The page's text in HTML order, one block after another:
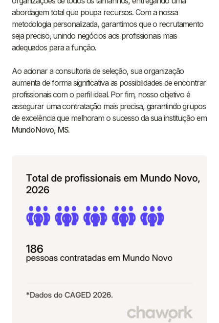
abordagem total que poupa recursos. Com a nossa
metodologia personalizada, garantimos que o recrutamento
seja preciso, unindo negócios aos profissionais mais
adequados para a função.
Ao acionar a consultoria de seleção, sua organização
aumenta de forma significativa as possibilidades de encontrar
profissionais com o perfil ideal. Por fim, nosso objetivo é
assegurar uma contratação mais precisa, garantindo grupos
de excelência que melhoram o sucesso da sua instituição em
Mundo Novo, MS.